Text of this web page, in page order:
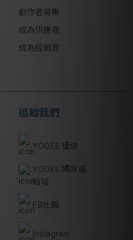
創作者募集
成為供應商
成為經銷商
追蹤我們
YODEE 優迪
YODEE 媽咪補
給站
FB社團
Instagram